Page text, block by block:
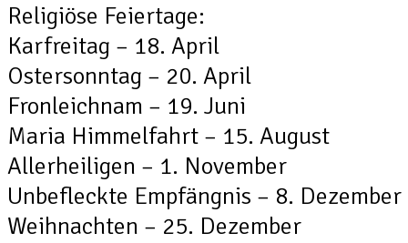
Religiöse Feiertage:
Karfreitag – 18. April
Ostersonntag – 20. April
Fronleichnam – 19. Juni
Maria Himmelfahrt – 15. August
Allerheiligen – 1. November
Unbefleckte Empfängnis – 8. Dezember
Weihnachten – 25. Dezember